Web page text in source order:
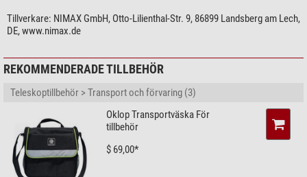
Omgeon Plössl-okular är inte bara prisvärda, utan erbjuder också god
kvalitet. Med bättre okular förbättrar du samtidigt den optiska avbildningen i
viktigaste: ditt teleskop och dina okular.
Tillverkare: NIMAX GmbH, Otto-Lilienthal-Str. 9, 86899 Landsberg am Lech,
DE, www.nimax.de
REKOMMENDERADE TILLBEHÖR
Teleskoptillbehör > Transport och förvaring (3)
Oklop Transportväska För
tillbehör
$ 69,00*